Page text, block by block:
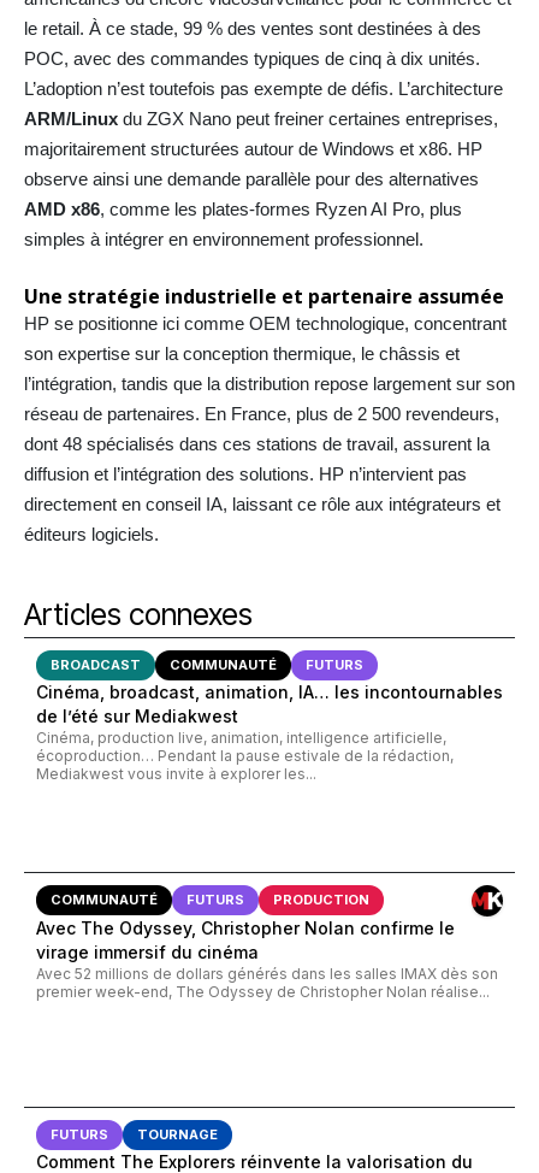
le retail. À ce stade, 99 % des ventes sont destinées à des
POC, avec des commandes typiques de cinq à dix unités.
L’adoption n’est toutefois pas exempte de défis. L’architecture
ARM/Linux du ZGX Nano peut freiner certaines entreprises,
majoritairement structurées autour de Windows et x86. HP
observe ainsi une demande parallèle pour des alternatives
AMD x86, comme les plates-formes Ryzen AI Pro, plus
simples à intégrer en environnement professionnel.
Une stratégie industrielle et partenaire assumée
HP se positionne ici comme OEM technologique, concentrant
son expertise sur la conception thermique, le châssis et
l’intégration, tandis que la distribution repose largement sur son
réseau de partenaires. En France, plus de 2 500 revendeurs,
dont 48 spécialisés dans ces stations de travail, assurent la
diffusion et l’intégration des solutions. HP n’intervient pas
directement en conseil IA, laissant ce rôle aux intégrateurs et
éditeurs logiciels.
Articles connexes
BROADCAST COMMUNAUTÉ FUTURS
Cinéma, broadcast, animation, IA… les incontournables
de l’été sur Mediakwest
Cinéma, production live, animation, intelligence artificielle,
écoproduction… Pendant la pause estivale de la rédaction,
Mediakwest vous invite à explorer les...
COMMUNAUTÉ FUTURS PRODUCTION
Avec The Odyssey, Christopher Nolan confirme le
virage immersif du cinéma
Avec 52 millions de dollars générés dans les salles IMAX dès son
premier week-end, The Odyssey de Christopher Nolan réalise...
FUTURS TOURNAGE
Comment The Explorers réinvente la valorisation du